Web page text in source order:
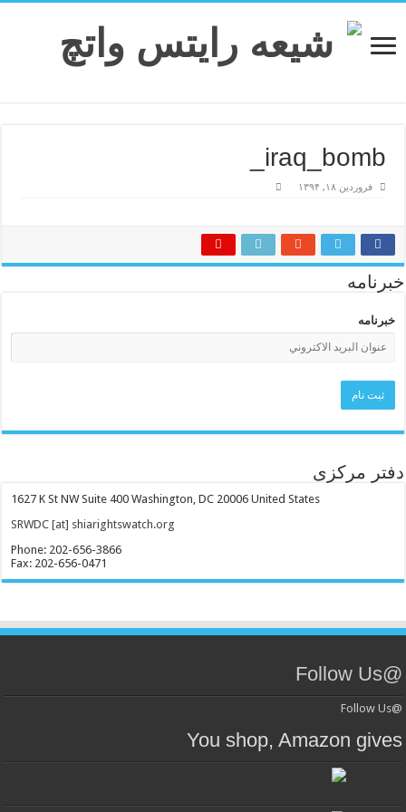
iraq_bomb_
فروردین ۱۸, ۱۳۹۴
خبرنامه
خبرنامه
دفتر مرکزی
1627 K St NW Suite 400 Washington, DC 20006 United States
SRWDC [at] shiarightswatch.org
Phone: 202-656-3866
Fax: 202-656-0471
@Follow Us
@Follow Us
You shop, Amazon gives